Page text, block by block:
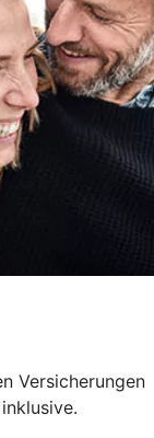
Versicherungen